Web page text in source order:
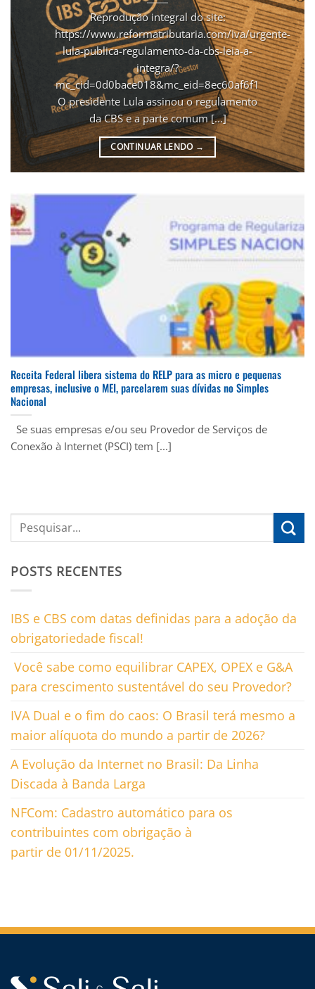
Reprodução integral do site:
https://www.reformatributaria.com/iva/urgente-
lula-publica-regulamento-da-cbs-leia-a-
integra/?
mc_cid=0d0bace018&mc_eid=8ec60af6f1
O presidente Lula assinou o regulamento
da CBS e a parte comum [...]
CONTINUAR LENDO →
Receita Federal libera sistema do RELP para as micro e pequenas
empresas, inclusive o MEI, parcelarem suas dívidas no Simples
Nacional
Se suas empresas e/ou seu Provedor de Serviços de
Conexão à Internet (PSCI) tem [...]
POSTS RECENTES
IBS e CBS com datas definidas para a adoção da
obrigatoriedade fiscal!
Você sabe como equilibrar CAPEX, OPEX e G&A
para crescimento sustentável do seu Provedor?
IVA Dual e o fim do caos: O Brasil terá mesmo a
maior alíquota do mundo a partir de 2026?
A Evolução da Internet no Brasil: Da Linha
Discada à Banda Larga
NFCom: Cadastro automático para os
contribuintes com obrigação à
partir de 01/11/2025.